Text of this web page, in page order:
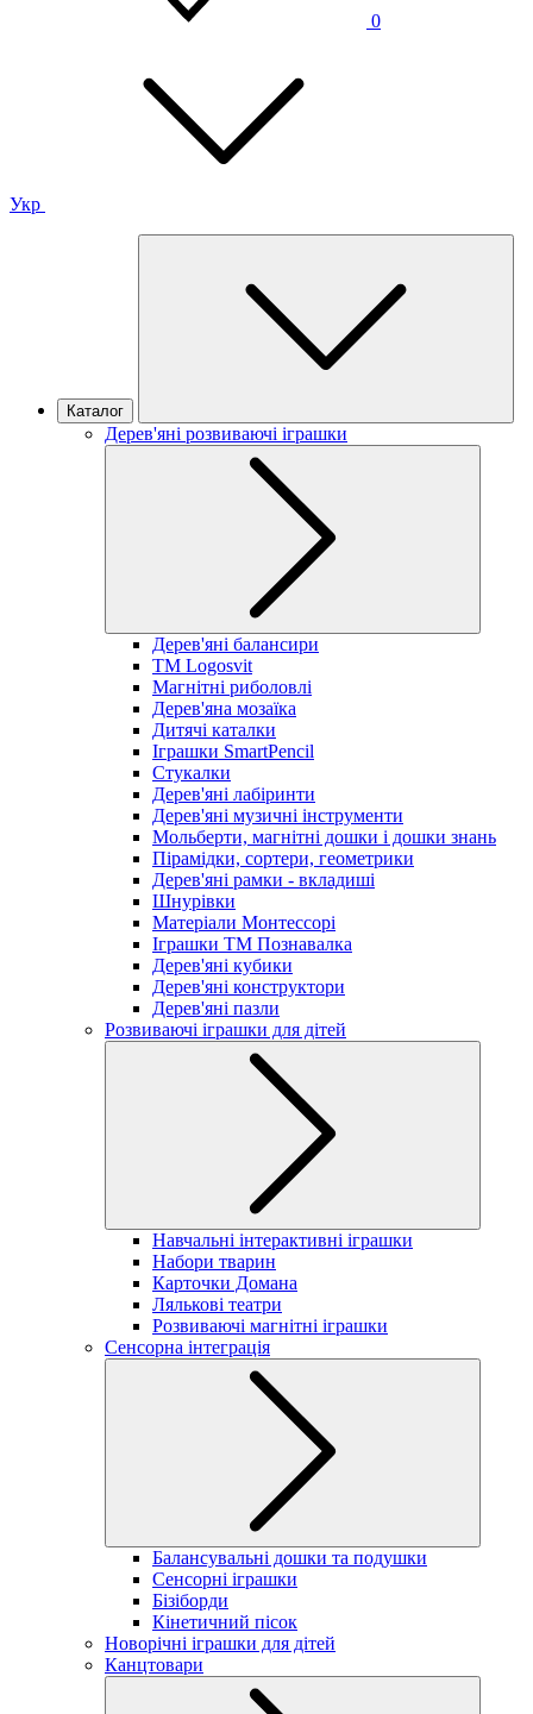
0
Укр
Каталог
Дерев'яні розвиваючі іграшки
Дерев'яні балансири
TM Logosvit
Магнітні риболовлі
Дерев'яна мозаїка
Дитячі каталки
Іграшки SmartPencil
Стукалки
Дерев'яні лабіринти
Дерев'яні музичні інструменти
Мольберти, магнітні дошки і дошки знань
Пірамідки, сортери, геометрики
Дерев'яні рамки - вкладиші
Шнурівки
Матеріали Монтессорі
Іграшки ТМ Познавалка
Дерев'яні кубики
Дерев'яні конструктори
Дерев'яні пазли
Розвиваючі іграшки для дітей
Навчальні інтерактивні іграшки
Набори тварин
Карточки Домана
Лялькові театри
Розвиваючі магнітні іграшки
Сенсорна інтеграція
Балансувальні дошки та подушки
Сенсорні іграшки
Бізіборди
Кінетичний пісок
Новорічні іграшки для дітей
Канцтовари